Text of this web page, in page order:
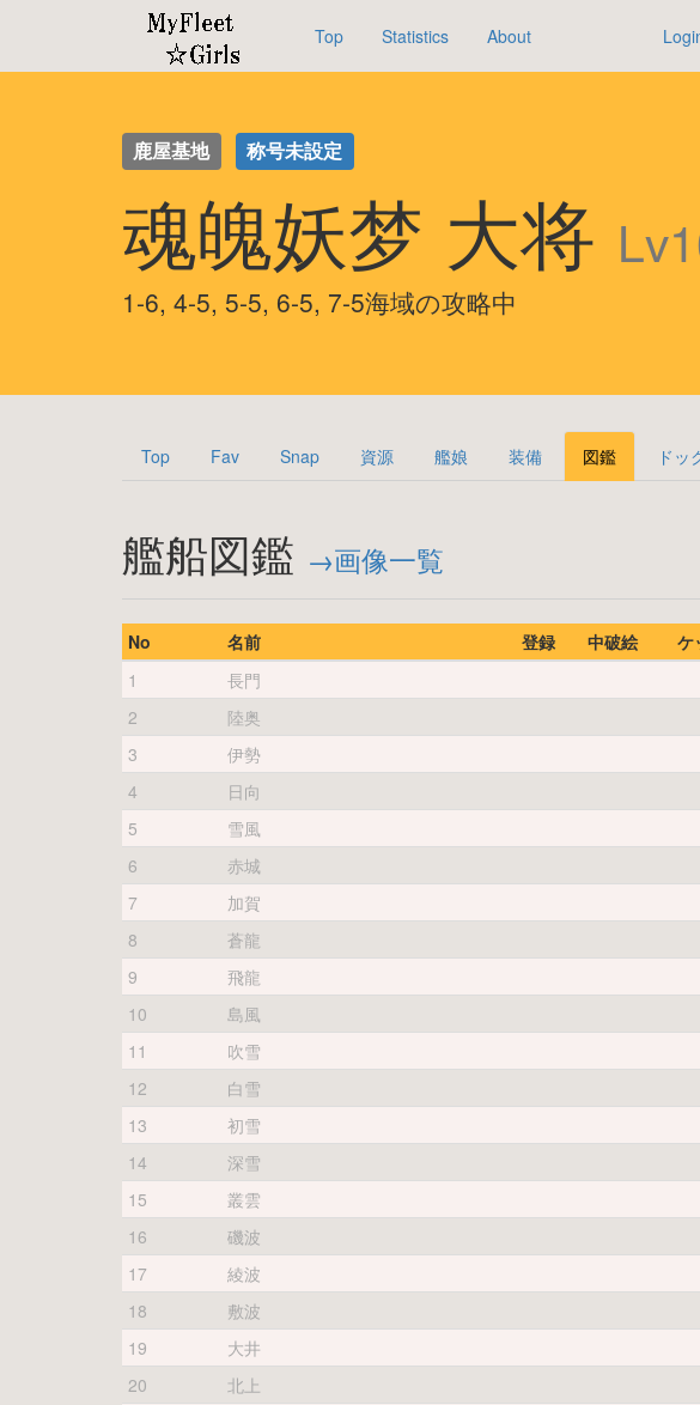
Top Statistics About
鹿屋基地 称号未設定
魂魄妖梦 大将
1-6, 4-5, 5-5, 6-5, 7-5海域の攻略中
Top Fav Snap 資源 艦娘 装備 図鑑 ドッ
艦船図鑑 →画像一覧
No 名前 登録 中破絵
ケ
1
長門
2
陸奥
3
伊勢
4
日向
5
雪風
6
赤城
7
加賀
8
蒼龍
9
飛龍
10
島風
11
吹雪
12
白雪
13
初雪
14
深雪
15
叢雲
16
磯波
17
綾波
18
敷波
19
大井
20
北上